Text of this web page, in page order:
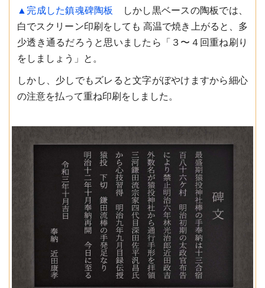
▲完成した鎮魂碑陶板
しかし黒ベースの陶板では、
白でスクリーン印刷をしても 高温で焼き上がると、多
少透き通るだろうと思いましたら「３〜４回重ね刷り
をしましょう」と。
しかし、少しでもズレると文字がぼやけますから細心
の注意を払って重ね印刷をしました。